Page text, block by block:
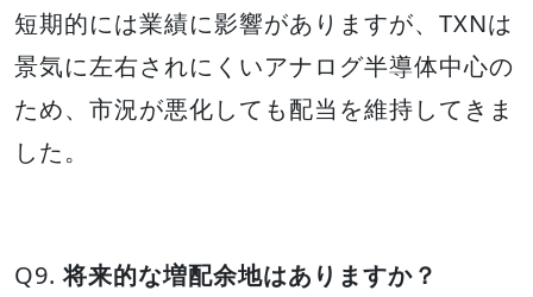
短期的には業績に影響がありますが、TXNは
景気に左右されにくいアナログ半導体中心の
ため、市況が悪化しても配当を維持してきま
した。
Q9.将来的な増配余地はありますか？